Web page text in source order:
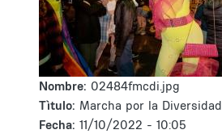
Nombre: 02484fmcdi.jpg
Tìtulo: Marcha por la Diversidad
Fecha: 11/10/2022 - 10:05